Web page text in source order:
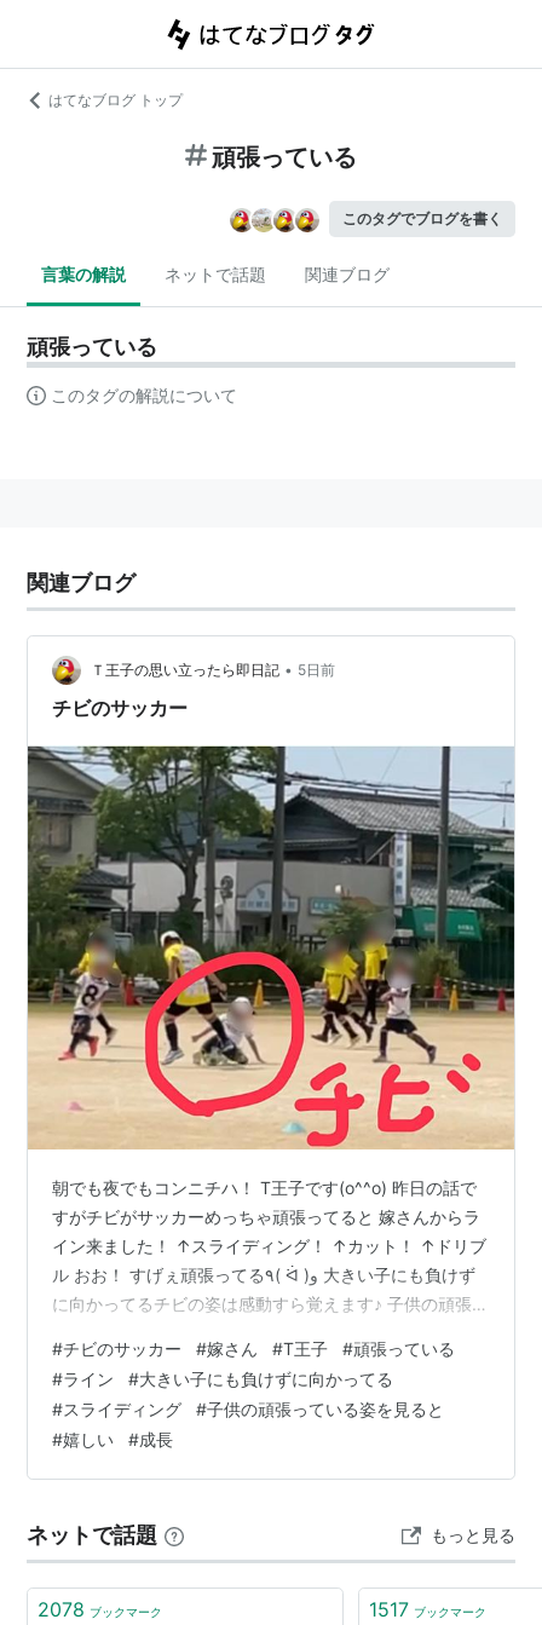
はてなブログ トップ
頑張っている
このタグでブログを書く
言葉の解説 ネットで話題 関連ブログ
頑張っている
このタグの解説について
関連ブログ
Ｔ王子の思い立ったら即日記 • 5日前
チビのサッカー
朝でも夜でもコンニチハ！ T王子です(o^^o) 昨日の話で
すがチビがサッカーめっちゃ頑張ってると 嫁さんからラ
イン来ました！ ↑スライディング！ ↑カット！ ↑ドリブ
ル おお！ すげぇ頑張ってる٩( ᐛ )و 大きい子にも負けず
に向かってるチビの姿は感動すら覚えます♪ 子供の頑張っ
は×2
#チビのサッカー #嫁さん #T王子 #頑張っている
#ライン #大きい子にも負けずに向かってる
#スライディング #子供の頑張っている姿を見ると
#嬉しい #成長
ネットで話題 もっと見る
2078 ブックマーク 1517 ブックマーク